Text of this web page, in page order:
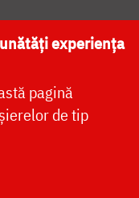
NAȚIONALĂ
MEDIA
experiența
pagină
de tip